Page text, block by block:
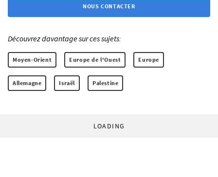
NOUS CONTACTER
Découvrez davantage sur ces sujets:
Moyen-Orient Europe de l'Ouest Europe
Allemagne Israël Palestine
LOADING